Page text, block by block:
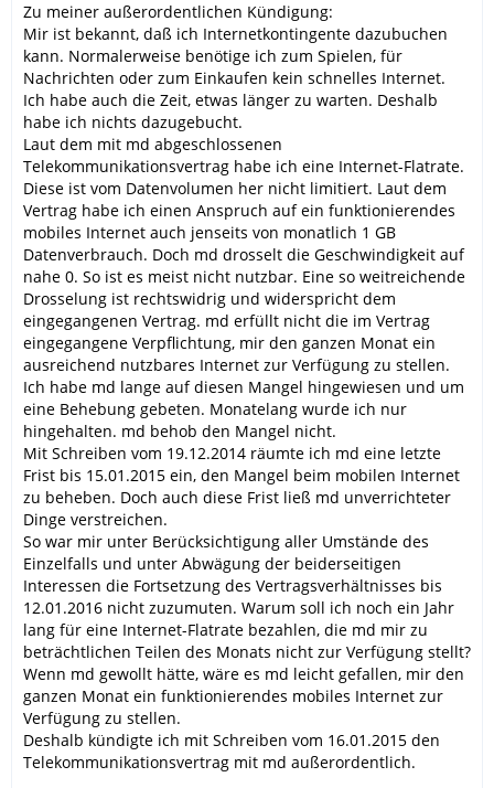
Zu meiner außerordentlichen Kündigung:
Mir ist bekannt, daß ich Internetkontingente dazubuchen
kann. Normalerweise benötige ich zum Spielen, für
Nachrichten oder zum Einkaufen kein schnelles Internet.
Ich habe auch die Zeit, etwas länger zu warten. Deshalb
habe ich nichts dazugebucht.
Laut dem mit md abgeschlossenen
Telekommunikationsvertrag habe ich eine Internet-Flatrate.
Diese ist vom Datenvolumen her nicht limitiert. Laut dem
Vertrag habe ich einen Anspruch auf ein funktionierendes
mobiles Internet auch jenseits von monatlich 1 GB
Datenverbrauch. Doch md drosselt die Geschwindigkeit auf
nahe 0. So ist es meist nicht nutzbar. Eine so weitreichende
Drosselung ist rechtswidrig und widerspricht dem
eingegangenen Vertrag. md erfüllt nicht die im Vertrag
eingegangene Verpflichtung, mir den ganzen Monat ein
ausreichend nutzbares Internet zur Verfügung zu stellen.
Ich habe md lange auf diesen Mangel hingewiesen und um
eine Behebung gebeten. Monatelang wurde ich nur
hingehalten. md behob den Mangel nicht.
Mit Schreiben vom 19.12.2014 räumte ich md eine letzte
Frist bis 15.01.2015 ein, den Mangel beim mobilen Internet
zu beheben. Doch auch diese Frist ließ md unverrichteter
Dinge verstreichen.
So war mir unter Berücksichtigung aller Umstände des
Einzelfalls und unter Abwägung der beiderseitigen
Interessen die Fortsetzung des Vertragsverhältnisses bis
12.01.2016 nicht zuzumuten. Warum soll ich noch ein Jahr
lang für eine Internet-Flatrate bezahlen, die md mir zu
beträchtlichen Teilen des Monats nicht zur Verfügung stellt?
Wenn md gewollt hätte, wäre es md leicht gefallen, mir den
ganzen Monat ein funktionierendes mobiles Internet zur
Verfügung zu stellen.
Deshalb kündigte ich mit Schreiben vom 16.01.2015 den
Telekommunikationsvertrag mit md außerordentlich.